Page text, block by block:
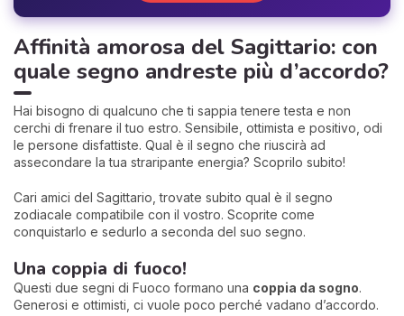
Affinità amorosa del Sagittario: con
quale segno andreste più d’accordo?
Hai bisogno di qualcuno che ti sappia tenere testa e non
cerchi di frenare il tuo estro. Sensibile, ottimista e positivo, odi
le persone disfattiste. Qual è il segno che riuscirà ad
assecondare la tua straripante energia? Scoprilo subito!
Cari amici del Sagittario, trovate subito qual è il segno
zodiacale compatibile con il vostro. Scoprite come
conquistarlo e sedurlo a seconda del suo segno.
Una coppia di fuoco!
Questi due segni di Fuoco formano una coppia da sogno.
Generosi e ottimisti, ci vuole poco perché vadano d’accordo.